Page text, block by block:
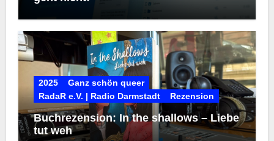
2025
Ganz schön queer
RadaR e.V. | Radio Darmstadt
Rezension
Buchrezension: In the shallows – Liebe
tut weh